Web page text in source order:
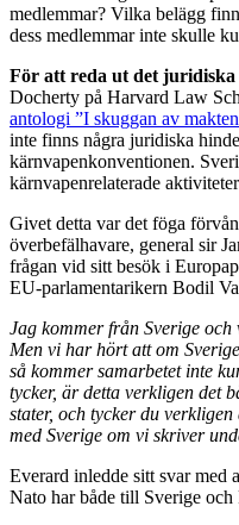
medlemmar? Vilka belägg
dess medlemmar inte skulle
För att reda ut det
Docherty på Harvard Law
antologi ”I skuggan av
inte finns några juridiska
kärnvapenkonventionen.
kärnvapenrelaterade
Givet detta var det föga
överbefälhavare, general sir
frågan vid sitt besök i
EU-parlamentarikern Bodil
Jag kommer från Sverige
Men vi har hört att om
så kommer samarbetet inte
tycker, är detta verkligen det
stater, och tycker du
med Sverige om vi skriver
Everard inledde sitt svar med
Nato har både till Sverige